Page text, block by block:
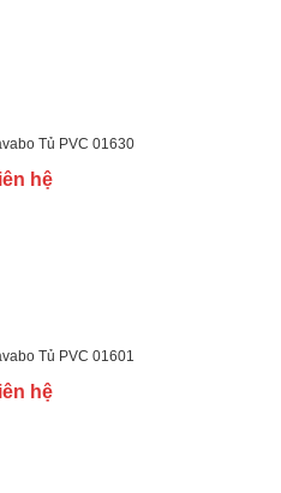
Tủ PVC 01630
hệ
Tủ PVC 01601
hệ